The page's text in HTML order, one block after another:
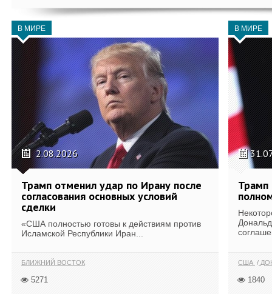
В МИРЕ
2.08.2026
Трамп отменил удар по Ирану после
согласования основных условий
сделки
«США полностью готовы к действиям против
Исламской Республики Иран...
БЛИЖНИЙ ВОСТОК
5271
В МИРЕ
Трамп
США
1840